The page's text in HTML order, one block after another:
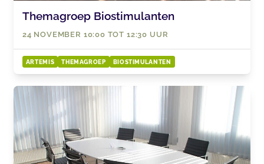
Themagroep Biostimulanten
24 NOVEMBER 10:00 TOT 12:30 UUR
ARTEMIS THEMAGROEP BIOSTIMULANTEN